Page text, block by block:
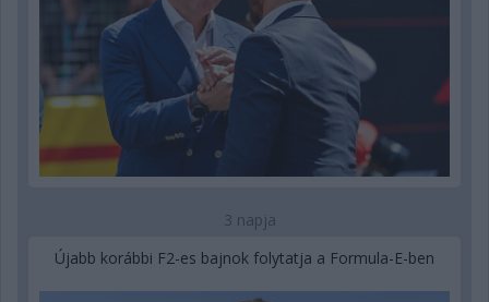
3 napja
Újabb korábbi F2-es bajnok folytatja a Formula-E-ben